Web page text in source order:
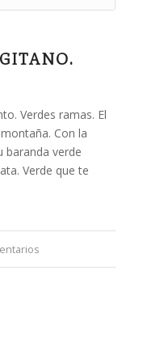
Verdes ramas. El
Con la
baranda verde
Verde que te